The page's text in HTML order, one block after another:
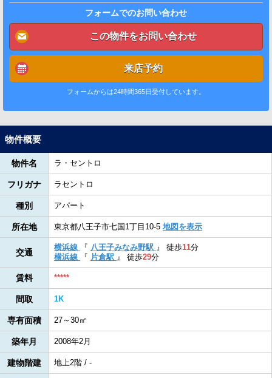
フォームでのお問い合わせ
この物件をお問い合わせ
来店予約
フォームからは24時間365日受付しています。
物件概要
物件名 ラ・セントロ
フリガナ ラセントロ
種別 アパート
所在地 東京都八王子市七国1丁目10-5 地図を表示
交通
横浜線 『 八王子みなみ野駅 』 徒歩11分
横浜線
『 片倉駅 』 徒歩29分
賃料 *****
間取 1K
専有面積 27～30㎡
築年月 2008年2月
建物階建 地上2階 / -